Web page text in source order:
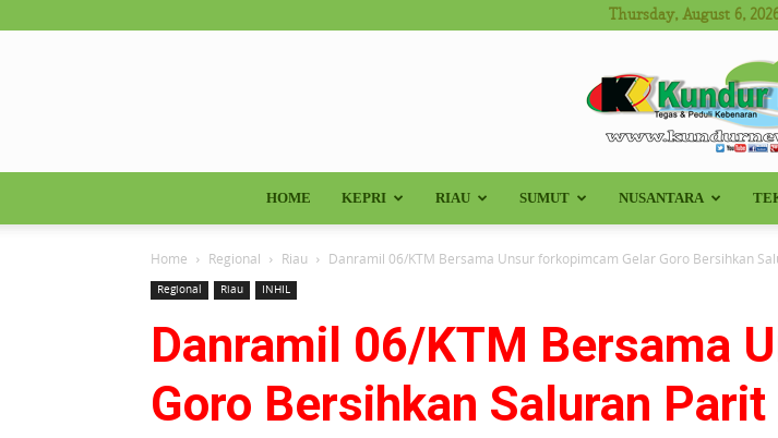
Thursday, August 6,
News
HOME KEPRI RIAU SUMUT NUSANTARA
Home Regional Riau Danramil 06/KTM Bersama Unsur forkopimcam Gelar Goro Bersihkan
Regional Riau INHIL
Danramil 06/KTM Bersama
Goro Bersihkan Saluran